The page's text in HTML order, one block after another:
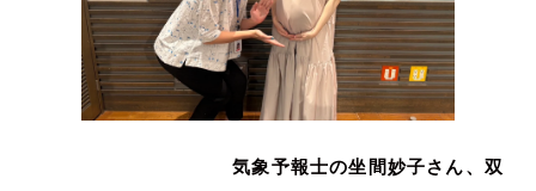
気象予報士の坐間妙子さん、双